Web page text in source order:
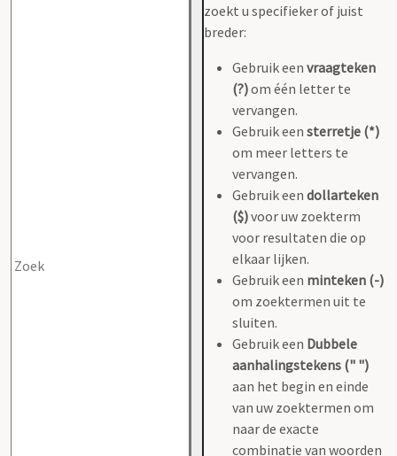
zoekt u specifieker of juist
breder:
Gebruik een vraagteken
(?)om één letter te
vervangen.
Gebruik een sterretje (*)
om meer letters te
vervangen.
Gebruik een dollarteken
($)voor uw zoekterm
voor resultaten die op
elkaar lijken.
Gebruik een minteken (-)
om zoektermen uit te
sluiten.
Gebruik een Dubbele
aanhalingstekens (" ")
aan het begin en einde
van uw zoektermen om
naar de exacte
combinatie van woorden